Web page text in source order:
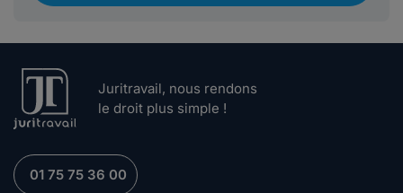
Juritravail, nous rendons
le droit plus simple !
01 75 75 36 00